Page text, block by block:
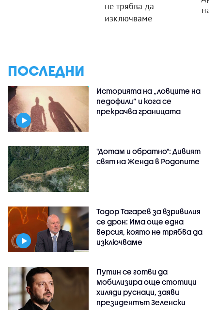
не трябва да
изключваме
на
ПОСЛЕДНИ
Историята на „ловците на
педофили” и кога се
прекрачва границата
"Дотам и обратно": Дивият
свят на Женда в Родопите
Тодор Тагарев за взривилия
се дрон: Има още една
версия, която не трябва да
изключваме
Путин се готви да
мобилизира още стотици
хиляди руснаци, заяви
президентът Зеленски